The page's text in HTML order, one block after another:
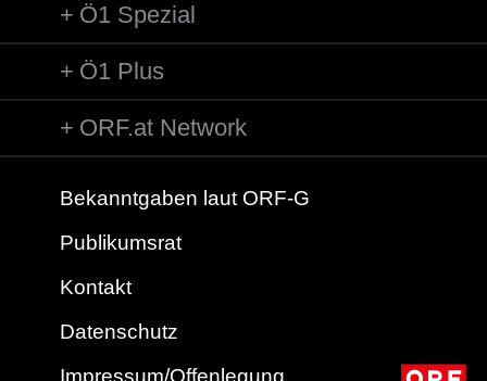
Ö1 Spezial
Ö1 Plus
ORF.at Network
Bekanntgaben laut ORF-G
Publikumsrat
Kontakt
Datenschutz
Impressum/Offenlegung